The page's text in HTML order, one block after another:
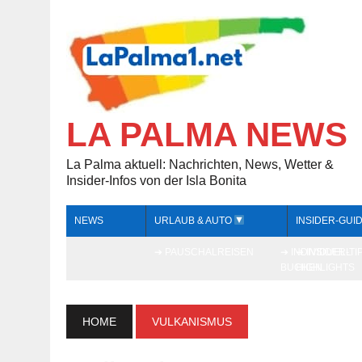
LA PALMA NEWS
La Palma aktuell: Nachrichten, News, Wetter &
Insider-Infos von der Isla Bonita
NEWS URLAUB & AUTO INSIDER-
HOME VULKANISMUS